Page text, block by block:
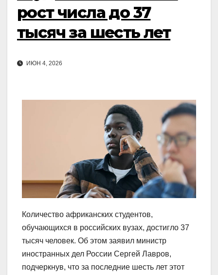
рост числа до 37
тысяч за шесть лет
ИЮН 4, 2026
Количество африканских студентов,
обучающихся в российских вузах, достигло 37
тысяч человек. Об этом заявил министр
иностранных дел России Сергей Лавров,
подчеркнув, что за последние шесть лет этот